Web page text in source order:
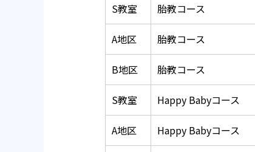
S教室 胎教コース
A地区 胎教コース
B地区 胎教コース
S教室 Happy Babyコース
A地区 Happy Babyコース